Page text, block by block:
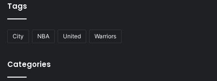
Tags
City NBA United Warriors
Categories